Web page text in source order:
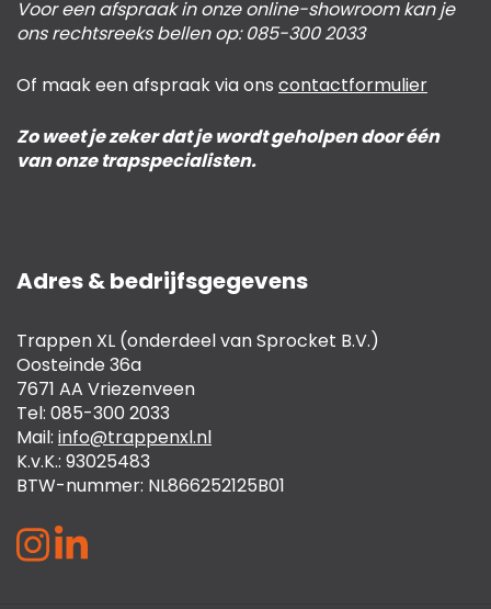
Voor een afspraak in onze online-showroom kan je
ons rechtsreeks bellen op: 085-300 2033
Of maak een afspraak via ons contactformulier
Zo weet je zeker dat je wordt geholpen door één
van onze trapspecialisten.
Adres & bedrijfsgegevens
Trappen XL (onderdeel van Sprocket B.V.)
Oosteinde 36a
7671 AA Vriezenveen
Tel: 085-300 2033
Mail: info@trappenxl.nl
K.v.K.: 93025483
BTW-nummer: NL866252125B01